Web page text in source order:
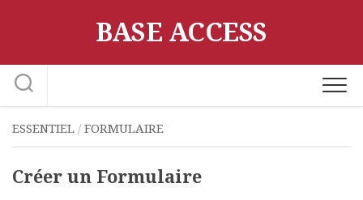
BASE ACCESS
ESSENTIEL / FORMULAIRE
Créer un Formulaire